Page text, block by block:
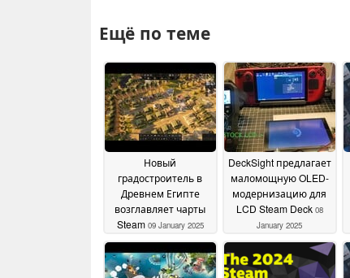
Ещё по теме
Новый
градостроитель в
Древнем Египте
возглавляет чарты
Steam 09 January 2025
DeckSight предлагает
маломощную OLED-
модернизацию для
LCD Steam Deck 08
January 2025